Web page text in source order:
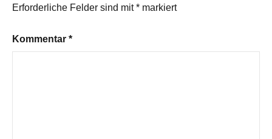
Erforderliche Felder sind mit* markiert
Kommentar *